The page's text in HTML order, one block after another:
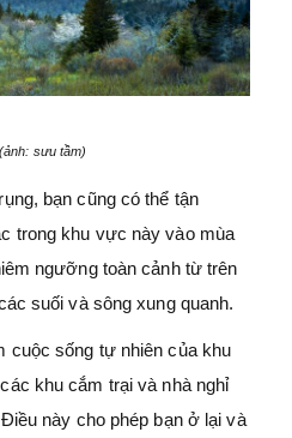
sưu tầm)
bạn cũng có thể tận
trong khu vực này vào mùa
ngưỡng toàn cảnh từ trên
suối và sông xung quanh.
cuộc sống tự nhiên của khu
khu cắm trại và nhà nghỉ
này cho phép bạn ở lại và